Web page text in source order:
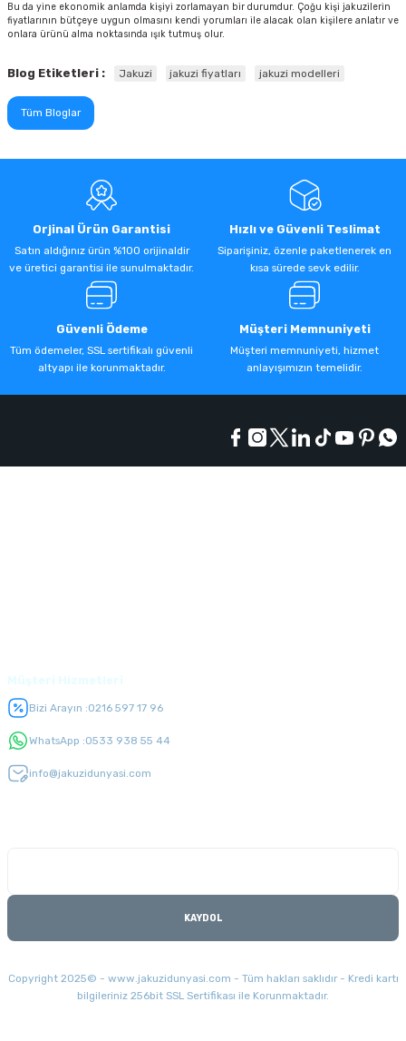
Bu da yine ekonomik anlamda kişiyi zorlamayan bir durumdur. Çoğu kişi jakuzilerin
fiyatlarının bütçeye uygun olmasını kendi yorumları ile alacak olan kişilere anlatır ve
onlara ürünü alma noktasında ışık tutmuş olur.
Blog Etiketleri : Jakuzi jakuzi fiyatları jakuzi modelleri
Tüm Bloglar
Orjinal Ürün Garantisi
Satın aldığınız ürün %100 orijinaldir
ve üretici garantisi ile sunulmaktadır.
Hızlı ve Güvenli Teslimat
Siparişiniz, özenle paketlenerek en
kısa sürede sevk edilir.
Güvenli Ödeme
Tüm ödemeler, SSL sertifikalı güvenli
altyapı ile korunmaktadır.
Müşteri Memnuniyeti
Müşteri memnuniyeti, hizmet
anlayışımızın temelidir.
Bizi Arayın :0216 597 17 96
WhatsApp :0533 938 55 44
info@jakuzidunyasi.com
KAYDOL
Copyright 2025© - www.jakuzidunyasi.com - Tüm hakları saklıdır - Kredi kartı
bilgileriniz 256bit SSL Sertifikası ile Korunmaktadır.